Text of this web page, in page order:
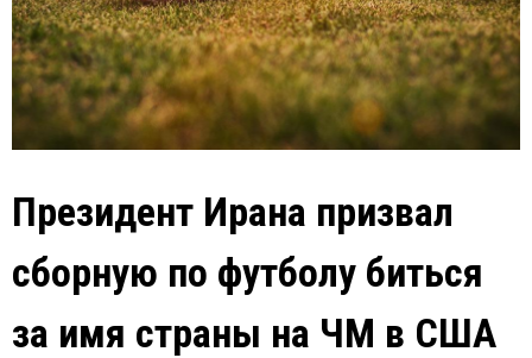
Президент Ирана призвал
сборную по футболу биться
за имя страны на ЧМ в США